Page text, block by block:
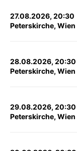
27.08.2026, 20:30
Peterskirche, Wien
28.08.2026, 20:30
Peterskirche, Wien
29.08.2026, 20:30
Peterskirche, Wien